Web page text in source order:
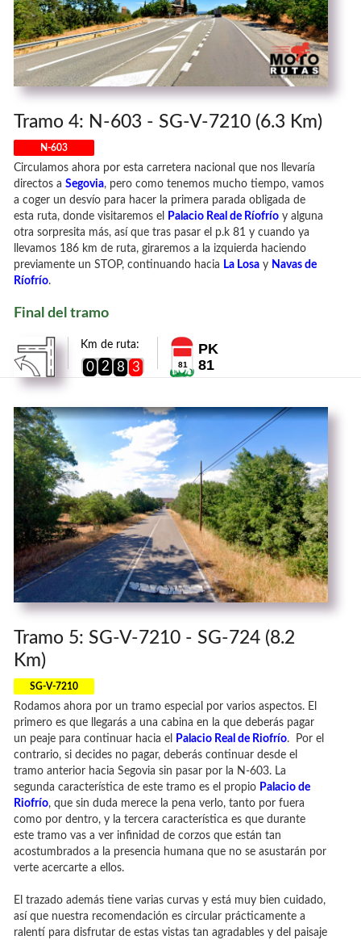
Tramo 4: N-603 - SG-V-7210 (6.3 Km)
N-603
Circulamos ahora por esta carretera nacional que nos llevaría
directos a Segovia, pero como tenemos mucho tiempo, vamos
a coger un desvío para hacer la primera parada obligada de
esta ruta, donde visitaremos el
Palacio Real de Ríofrío y alguna
otra sorpresita más, así que tras pasar el p.k 81 y cuando ya
llevamos 186 km de ruta, giraremos a la izquierda haciendo
previamente un STOP, continuando hacia La Losa y Navas de
Ríofrío.
Final del tramo
Km de ruta:
0 2 8 3 81
PK
81
Tramo 5: SG-V-7210 - SG-724 (8.2
Km)
SG-V-7210
Rodamos ahora por un tramo especial por varios aspectos. El
primero es que llegarás a una cabina en la que deberás pagar
un peaje para continuar hacia el
Palacio Real de Riofrío. Por el
contrario, si decides no pagar, deberás continuar desde el
tramo anterior hacia Segovia sin pasar por la N-603. La
segunda característica de este tramo es el propio Palacio de
Riofrío, que sin duda merece la pena verlo, tanto por fuera
como por dentro, y la tercera característica es que durante
este tramo vas a ver infinidad de corzos que están tan
acostumbrados a la presencia humana que no se asustarán por
verte acercarte a ellos.
El trazado además tiene varias curvas y está muy bien cuidado,
así que nuestra recomendación es circular prácticamente a
ralentí para disfrutar de estas vistas tan agradables y del paisaje